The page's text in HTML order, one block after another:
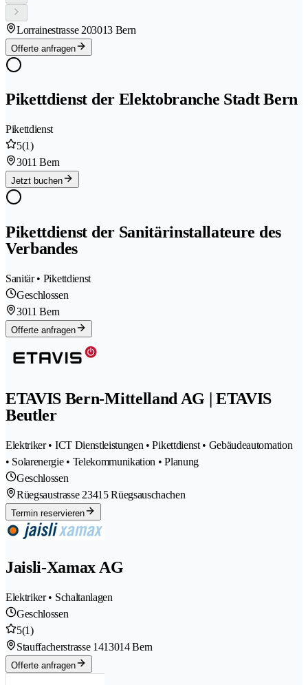
Lorrainestrasse 203013 Bern
Offerte anfragen
Pikettdienst der Elektobranche Stadt Bern
Pikettdienst
5(1)
3011 Bern
Jetzt buchen
Pikettdienst der Sanitärinstallateure des
Verbandes
Sanitär • Pikettdienst
Geschlossen
3011 Bern
Offerte anfragen
ETAVIS Bern-Mittelland AG | ETAVIS
Beutler
Elektriker • ICT Dienstleistungen • Pikettdienst • Gebäudeautomation
• Solarenergie • Telekommunikation • Planung
Geschlossen
Rüegsaustrasse 23415 Rüegsauschachen
Termin reservieren
Jaisli-Xamax AG
Elektriker • Schaltanlagen
Geschlossen
5(1)
Stauffacherstrasse 1413014 Bern
Offerte anfragen